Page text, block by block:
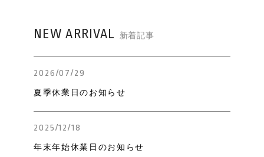
NEW ARRIVAL 新着記事
2026/07/29
夏季休業日のお知らせ
2025/12/18
年末年始休業日のお知らせ